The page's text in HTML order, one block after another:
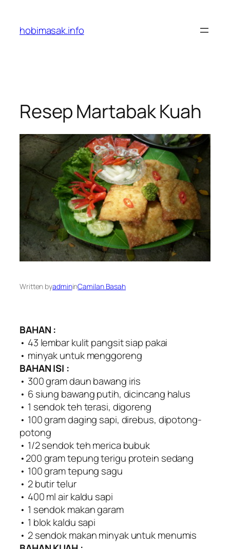
content
hobimasak.info
Resep Martabak Kuah
Written byadmininCamilan Basah
BAHAN :
• 43 lembar kulit pangsit siap pakai
• minyak untuk menggoreng
BAHAN ISI :
• 300 gram daun bawang iris
• 6 siung bawang putih, dicincang halus
• 1 sendok teh terasi, digoreng
• 100 gram daging sapi, direbus, dipotong-
potong
• 1/2 sendok teh merica bubuk
•200 gram tepung terigu protein sedang
• 100 gram tepung sagu
• 2 butir telur
• 400 ml air kaldu sapi
• 1 sendok makan garam
• 1 blok kaldu sapi
• 2 sendok makan minyak untuk menumis